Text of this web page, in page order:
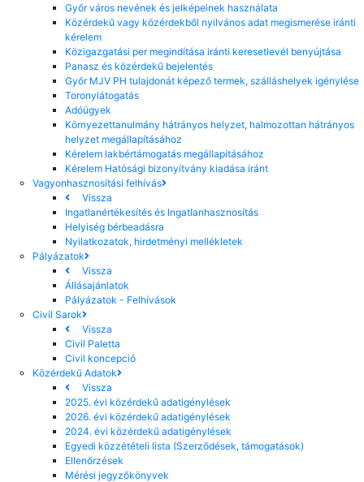
Győr város nevének és jelképeinek használata
Közérdekű vagy közérdekből nyilvános adat megismerése iránti
kérelem
Közigazgatási per megindítása iránti keresetlevél benyújtása
Panasz és közérdekű bejelentés
Győr MJV PH tulajdonát képező termek, szálláshelyek igénylése
Toronylátogatás
Adóügyek
Környezettanulmány hátrányos helyzet, halmozottan hátrányos
helyzet megállapításához
Kérelem lakbértámogatás megállapításához
Kérelem Hatósági bizonyítvány kiadása iránt
Vagyonhasznosítási felhívás
Vissza
Ingatlanértékesítés és Ingatlanhasznosítás
Helyiség bérbeadásra
Nyilatkozatok, hirdetményi mellékletek
Pályázatok
Vissza
Állásajánlatok
Pályázatok - Felhívások
Civil Sarok
Vissza
Civil Paletta
Civil koncepció
Közérdekű Adatok
Vissza
2025. évi közérdekű adatigénylések
2026. évi közérdekű adatigénylések
2024. évi közérdekű adatigénylések
Egyedi közzétételi lista (Szerződések, támogatások)
Ellenőrzések
Mérési jegyzőkönyvek